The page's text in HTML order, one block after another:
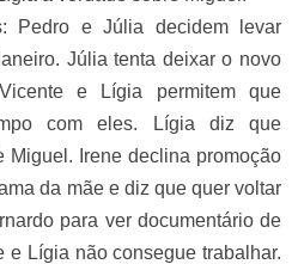
Pedro e Júlia decidem levar
Júlia tenta deixar o novo
e Lígia permitem que
com eles. Lígia diz que
Miguel. Irene declina promoção
da mãe e diz que quer voltar
para ver documentário de
e Lígia não consegue trabalhar.